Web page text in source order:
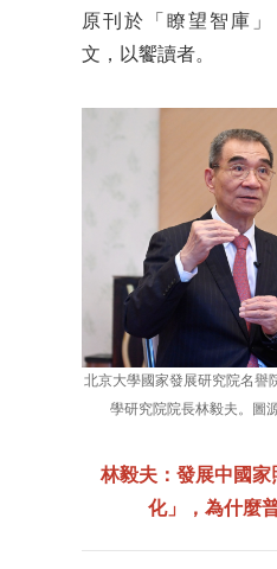
原刊於「瞭望智庫
文，以饗讀者。
北京大學國家發展研究院名譽
學研究院院長林毅夫。圖
林毅夫：發展中國
化」，為什麼